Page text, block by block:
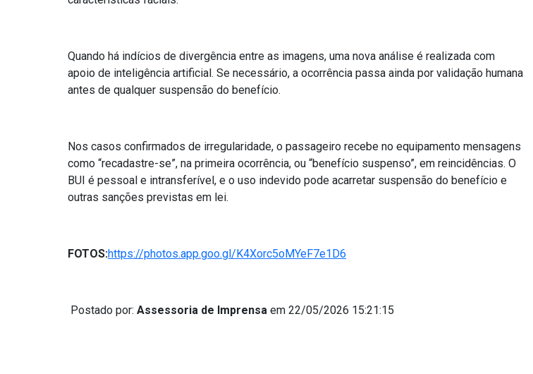
Quando há indícios de divergência entre as imagens, uma nova análise é realizada com
apoio de inteligência artificial. Se necessário, a ocorrência passa ainda por validação humana
antes de qualquer suspensão do benefício.
Nos casos confirmados de irregularidade, o passageiro recebe no equipamento mensagens
como “recadastre-se”, na primeira ocorrência, ou “benefício suspenso”, em reincidências. O
BUI é pessoal e intransferível, e o uso indevido pode acarretar suspensão do benefício e
outras sanções previstas em lei.
FOTOS:https://photos.app.goo.gl/K4Xorc5oMYeF7e1D6
Postado por: Assessoria de Imprensa em 22/05/2026 15:21:15